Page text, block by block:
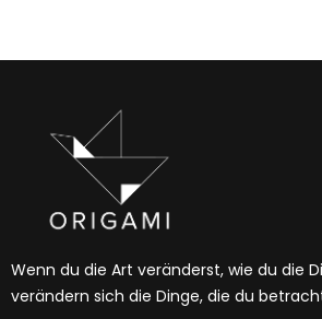
Wenn du die Art veränderst, wie du die
verändern sich die Dinge, die du